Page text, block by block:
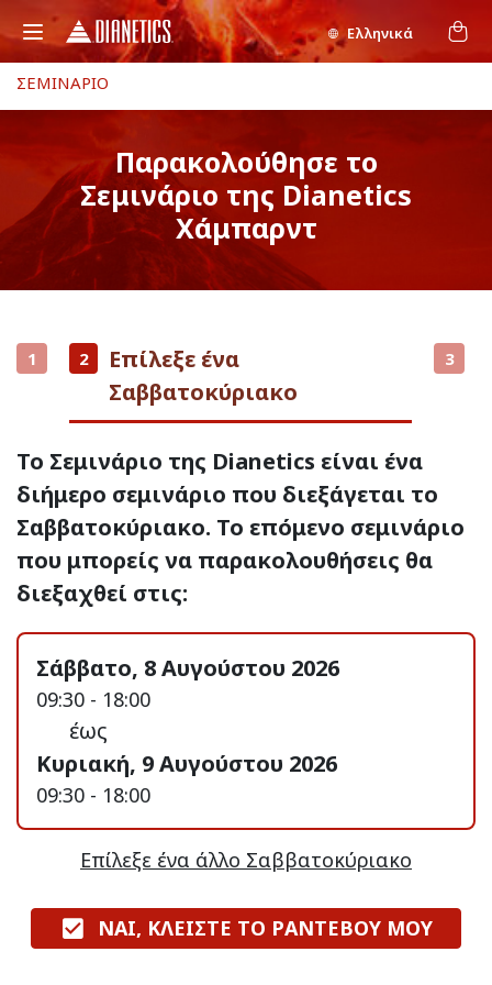
Ελληνικά
ΣΕΜΙΝΑΡΙΟ
Παρακολούθησε το
Σεμινάριο της Dianetics
Χάμπαρντ
1 2
Επίλεξε ένα
Σαββατοκύριακο
3
Το Σεμινάριο της Dianetics είναι ένα
διήμερο σεμινάριο που διεξάγεται το
Σαββατοκύριακο. Το επόμενο σεμινάριο
που μπορείς να παρακολουθήσεις θα
διεξαχθεί στις:
Σάββατο, 8 Αυγούστου 2026
09:30 - 18:00
έως
Κυριακή, 9 Αυγούστου 2026
09:30 - 18:00
Επίλεξε ένα άλλο Σαββατοκύριακο
ΝΑΙ, ΚΛΕΙΣΤΕ ΤΟ ΡΑΝΤΕΒΟΥ ΜΟΥ